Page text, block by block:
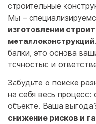
строительные
Мы –
изготовлении
металлоконструкций
балки, это основа
точностью и
Забудьте о поиске
на себя весь процесс:
объекте. Ваша выгода?
снижение рисков и